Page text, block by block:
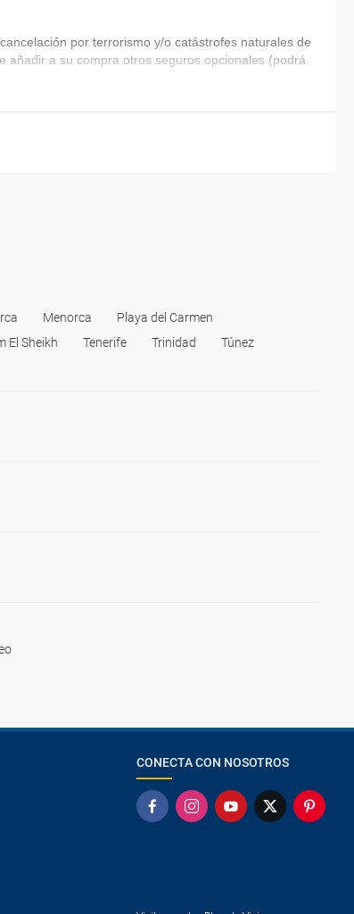
por terrorismo y/o catástrofes naturales de
añadir a su compra otros seguros opcionales (podrá
Menorca
Playa del Carmen
El Sheikh Tenerife Trinidad
Túnez
CONECTA CON NOSOTROS